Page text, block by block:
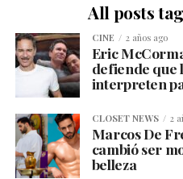
All posts
CINE 2 años ago
Eric
defiende que
interpreten
CLOSET NEWS 2
Marcos De
cambió ser
belleza